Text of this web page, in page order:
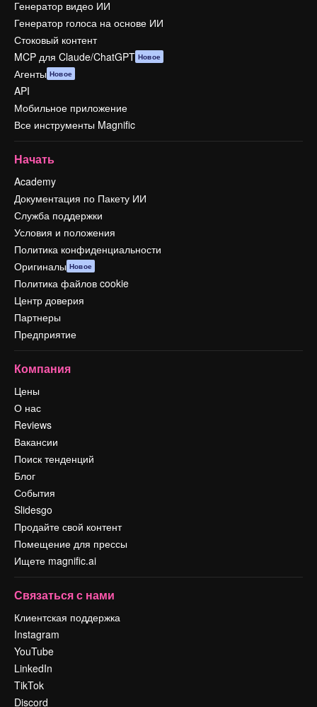
Генератор видео ИИ
Генератор голоса на основе ИИ
Стоковый контент
MCP для Claude/ChatGPT Новое
Агенты Новое
API
Мобильное приложение
Все инструменты Magnific
Начать
Academy
Документация по Пакету ИИ
Служба поддержки
Условия и положения
Политика конфиденциальности
Оригиналы Новое
Политика файлов cookie
Центр доверия
Партнеры
Предприятие
Компания
Цены
О нас
Reviews
Вакансии
Поиск тенденций
Блог
События
Slidesgo
Продайте свой контент
Помещение для прессы
Ищете magnific.ai
Связаться с нами
Клиентская поддержка
Instagram
YouTube
LinkedIn
TikTok
Discord